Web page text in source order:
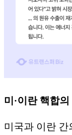
미·이란 핵합
미국과 이란